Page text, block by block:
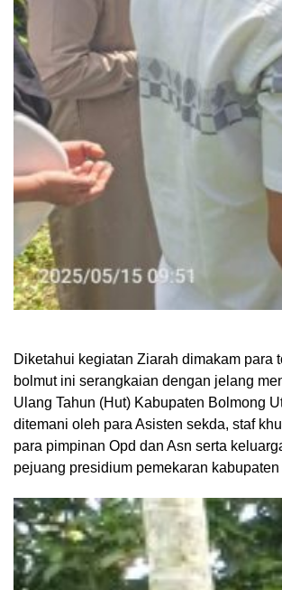
Diketahui kegiatan Ziarah dimakam para
bolmut ini serangkaian dengan jelang
Ulang Tahun (Hut) Kabupaten Bolmong
ditemani oleh para Asisten sekda, staf
para pimpinan Opd dan Asn serta
pejuang presidium pemekaran kabupaten